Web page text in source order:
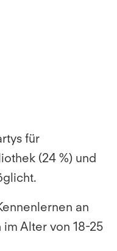
für
(24 %) und
an
Alter von 18-25